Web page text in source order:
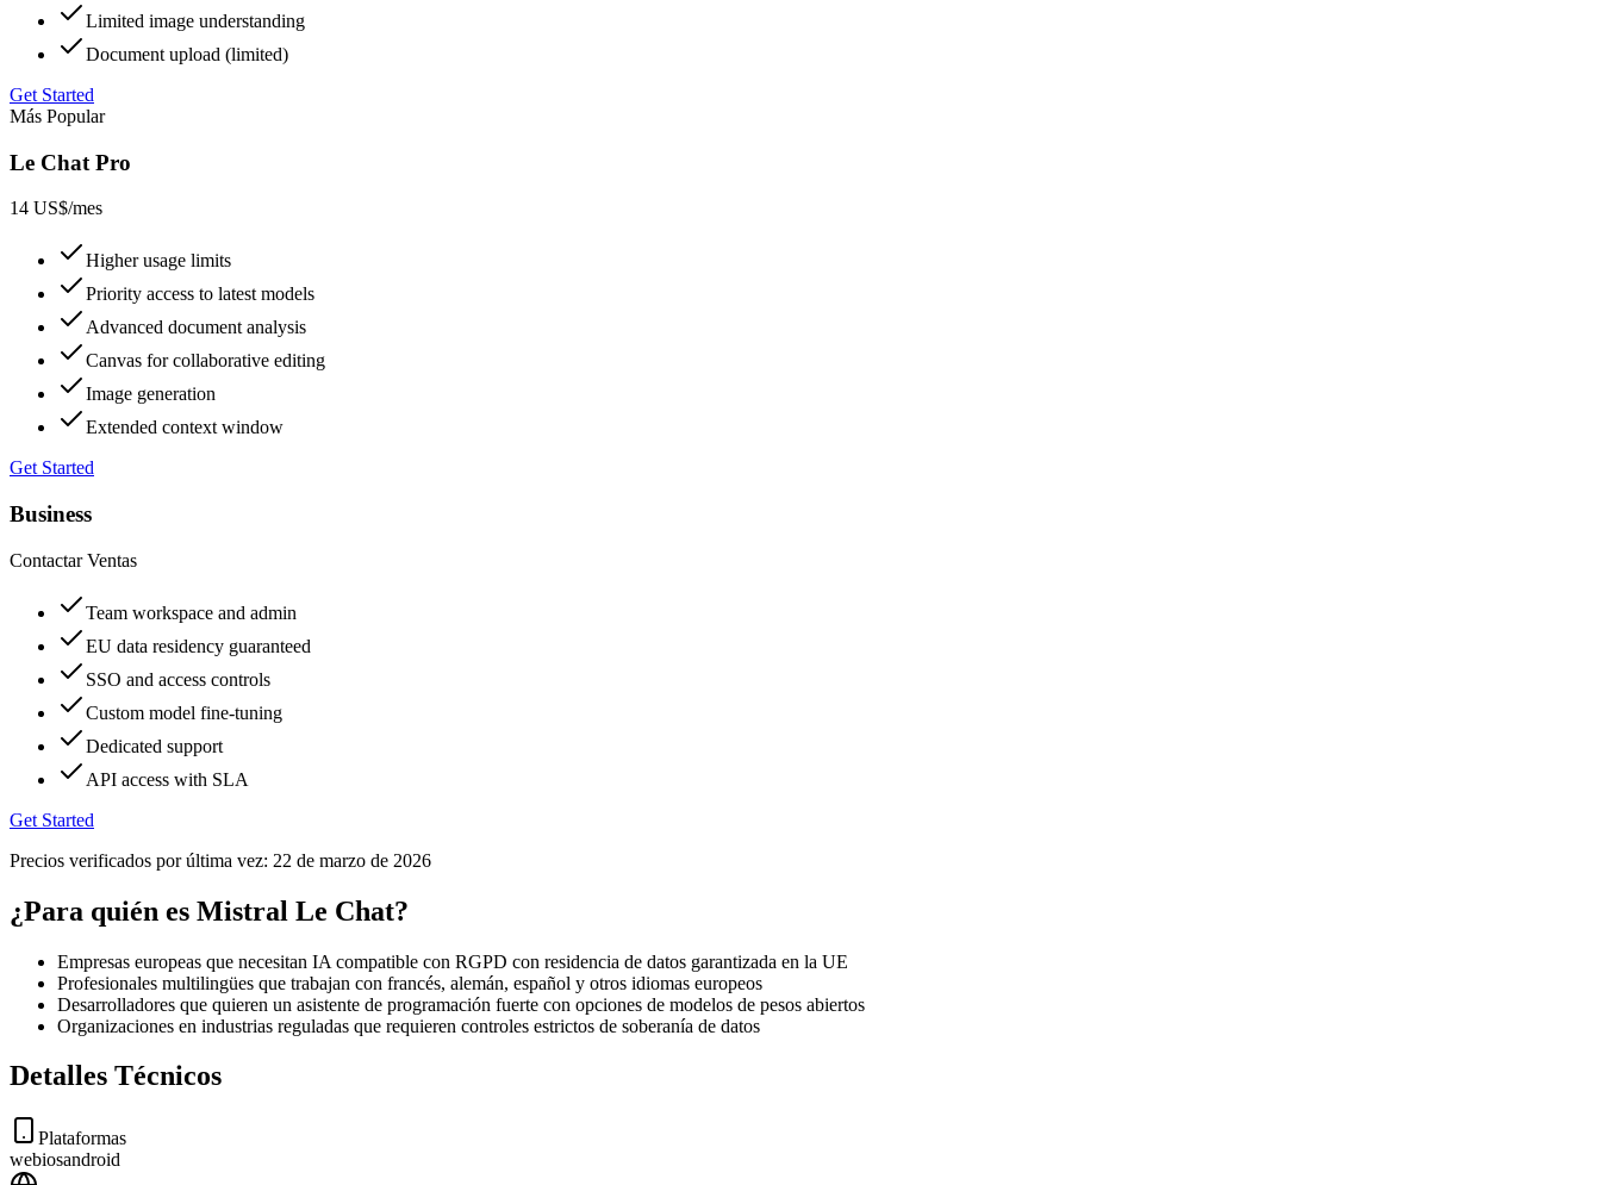
Limited image understanding
Document upload (limited)
Get Started
Más Popular
Le Chat Pro
14 US$/mes
Higher usage limits
Priority access to latest models
Advanced document analysis
Canvas for collaborative editing
Image generation
Extended context window
Get Started
Business
Contactar Ventas
Team workspace and admin
EU data residency guaranteed
SSO and access controls
Custom model fine-tuning
Dedicated support
API access with SLA
Get Started
Precios verificados por última vez: 22 de marzo de 2026
¿Para quién es Mistral Le Chat?
Empresas europeas que necesitan IA compatible con RGPD con residencia de datos garantizada en la UE
Profesionales multilingües que trabajan con francés, alemán, español y otros idiomas europeos
Desarrolladores que quieren un asistente de programación fuerte con opciones de modelos de pesos abiertos
Organizaciones en industrias reguladas que requieren controles estrictos de soberanía de datos
Detalles Técnicos
Plataformas
webiosandroid